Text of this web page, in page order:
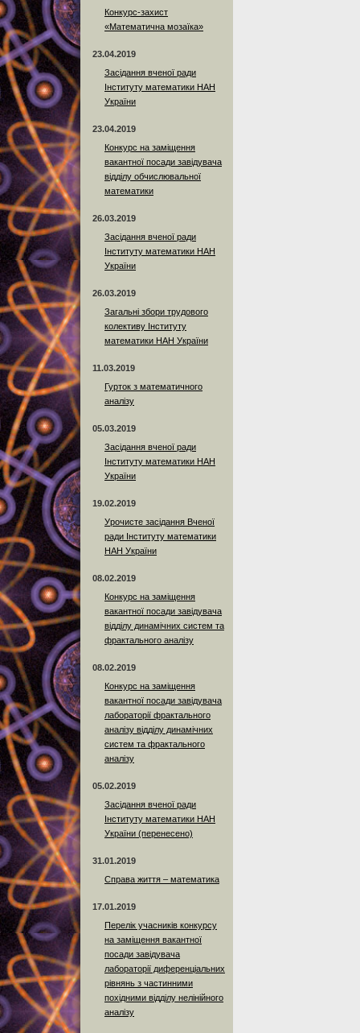
Конкурс-захист
«Математична мозаїка»
23.04.2019
Засідання вченої ради
Інституту математики НАН
України
23.04.2019
Конкурс на заміщення
вакантної посади завідувача
відділу обчислювальної
математики
26.03.2019
Засідання вченої ради
Інституту математики НАН
України
26.03.2019
Загальні збори трудового
колективу Інституту
математики НАН України
11.03.2019
Гурток з математичного
аналізу
05.03.2019
Засідання вченої ради
Інституту математики НАН
України
19.02.2019
Урочисте засідання Вченої
ради Інституту математики
НАН України
08.02.2019
Конкурс на заміщення
вакантної посади завідувача
відділу динамічних систем та
фрактального аналізу
08.02.2019
Конкурс на заміщення
вакантної посади завідувача
лабораторії фрактального
аналізу відділу динамічних
систем та фрактального
аналізу
05.02.2019
Засідання вченої ради
Інституту математики НАН
України (перенесено)
31.01.2019
Справа життя – математика
17.01.2019
Перелік учасників конкурсу
на заміщення вакантної
посади завідувача
лабораторії диференціальних
рівнянь з частинними
похідними відділу нелінійного
аналізу